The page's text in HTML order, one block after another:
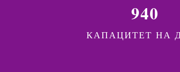
940
КАПАЦИТЕТ НА